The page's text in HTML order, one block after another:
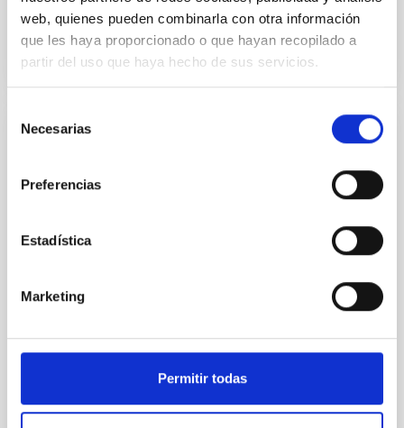
web, quienes pueden combinarla con otra información
que les haya proporcionado o que hayan recopilado a
partir del uso que haya hecho de sus servicios.
Necesarias
Preferencias
Estadística
Marketing
Permitir todas
Un telescopio histórico de 1905 vuelve a
la vida un siglo después para observar el
proyecto NATE
olvidado en el desván de un monasterio, un
Sol. El instrumento, un refractor del reputado
equipamiento científico desplegado en Palencia
durante el histórico eclipse solar total de 1905. Ahora,